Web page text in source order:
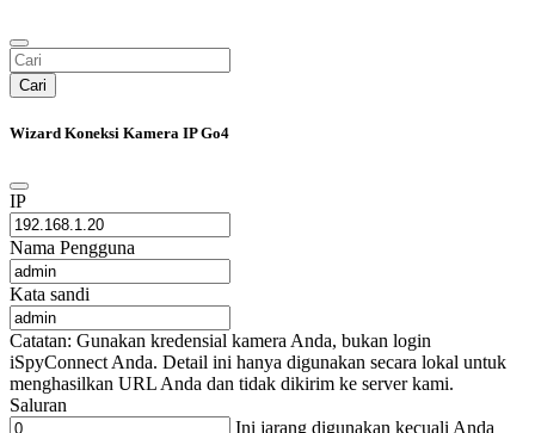
Cari
Wizard Koneksi Kamera IP Go4
IP
Nama Pengguna
Kata sandi
Catatan: Gunakan kredensial kamera Anda, bukan login
iSpyConnect Anda. Detail ini hanya digunakan secara lokal untuk
menghasilkan URL Anda dan tidak dikirim ke server kami.
Saluran
Ini jarang digunakan kecuali Anda